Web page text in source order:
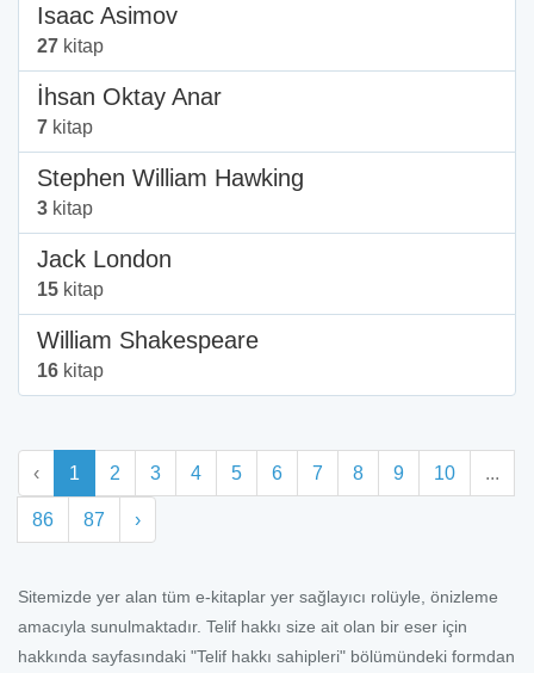
Isaac Asimov
27 kitap
İhsan Oktay Anar
7 kitap
Stephen William Hawking
3 kitap
Jack London
15 kitap
William Shakespeare
16 kitap
‹ 1 2 3 4 5 6 7 8 9 10 ...
86 87 ›
Sitemizde yer alan tüm e-kitaplar yer sağlayıcı rolüyle, önizleme
amacıyla sunulmaktadır. Telif hakkı size ait olan bir eser için
hakkında sayfasındaki "Telif hakkı sahipleri" bölümündeki formdan